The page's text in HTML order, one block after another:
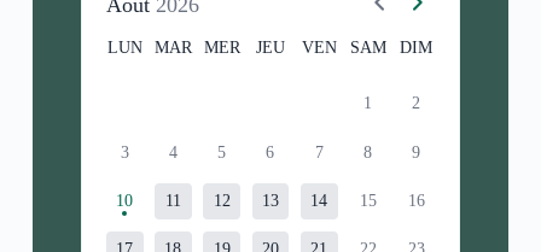
LUN MAR MER JEU VEN SAM DIM
1 2
3 4 5 6 7 8 9
10 11 12 13 14 15 16